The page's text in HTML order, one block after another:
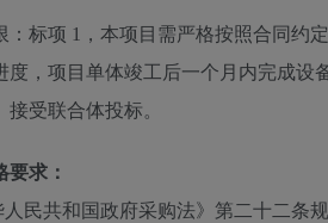
标项 1，本项目需严格按照合同约
度，项目单体竣工后一个月内完成设
接受联合体投标。
要求：
民共和国政府采购法》第二十二条